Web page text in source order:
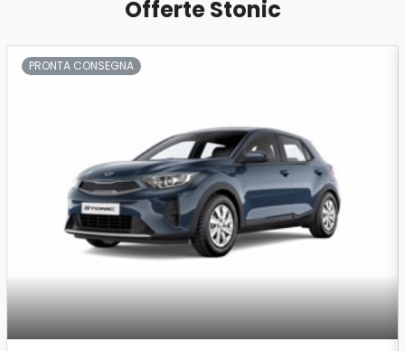
Offerte Stonic
PRONTA CONSEGNA